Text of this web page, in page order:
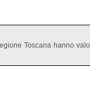
Toscana hanno